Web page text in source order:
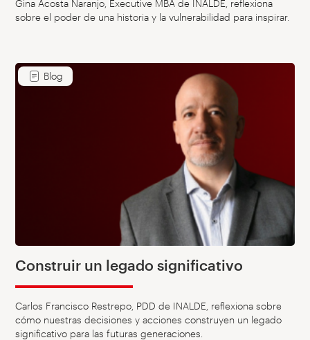
Gina Acosta Naranjo, Executive MBA de INALDE, reflexiona
sobre el poder de una historia y la vulnerabilidad para inspirar.
Blog
Construir un legado significativo
Carlos Francisco Restrepo, PDD de INALDE, reflexiona sobre
cómo nuestras decisiones y acciones construyen un legado
significativo para las futuras generaciones.